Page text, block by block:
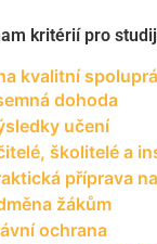
kritérií pro
kvalitní
dohoda
učení
školitelé a
příprava
žákům
ochrana